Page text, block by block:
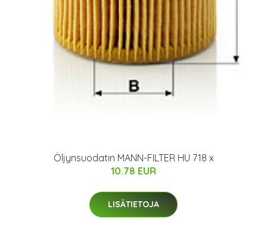
Öljynsuodatin MANN-FILTER HU 718 x
10.78 EUR
LISÄTIETOJA